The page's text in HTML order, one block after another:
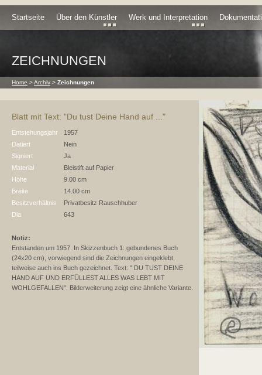
Startseite Über den Künstler Werk und Interpretation
ZEICHNUNGEN
Home >Archiv > Zeichnungen
Blatt mit Text: "Du tust Deine Hand auf ..."
Entstehungsjahr
1957
Datiert
Nein
Signiert
Ja
Material
Bleistift auf Papier
Höhe
9.00 cm
Breite
14.00 cm
Besitzverhältnis
Privatbesitz Rauschhuber
Dia
643
Notiz:
Entstanden um 1957. In Skizzenbuch 1: gebundenes Buch
(24x20 cm), vorwiegend sind die Zeichnungen eingeklebt,
teilweise auch ins Buch gezeichnet. Text: " DU TUST DEINE
HAND AUF UND ERFÜLLEST ALLES WAS LEBT MIT
WOHLGEFALLEN". Bilderweiterung zeigt eine ähnliche Variante.